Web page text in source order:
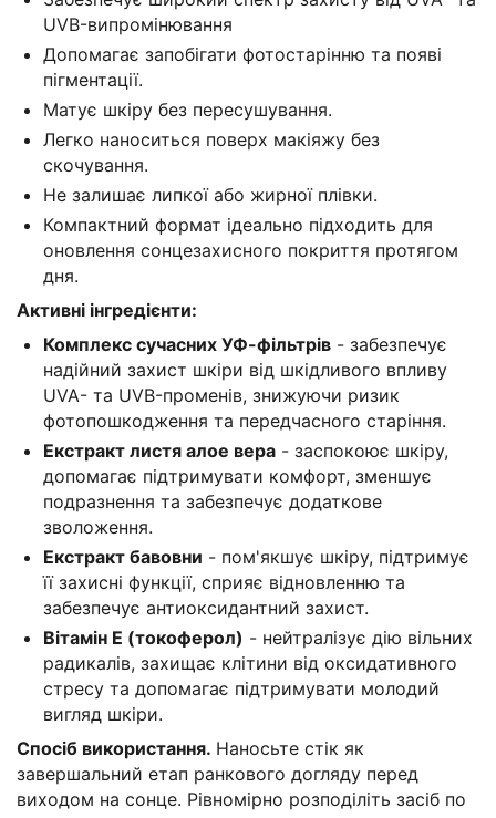
UVB-випромінювання
Допомагає запобігати фотостарінню та появі
пігментації.
Матує шкіру без пересушування.
Легко наноситься поверх макіяжу без
скочування.
Не залишає липкої або жирної плівки.
Компактний формат ідеально підходить для
оновлення сонцезахисного покриття протягом
дня.
Активні інгредієнти:
Комплекс сучасних УФ-фільтрів - забезпечує
надійний захист шкіри від шкідливого впливу
UVA- та UVB-променів, знижуючи ризик
фотопошкодження та передчасного старіння.
Екстракт листя алое вера - заспокоює шкіру,
допомагає підтримувати комфорт, зменшує
подразнення та забезпечує додаткове
зволоження.
Екстракт бавовни - пом'якшує шкіру, підтримує
її захисні функції, сприяє відновленню та
забезпечує антиоксидантний захист.
Вітамін Е (токоферол) - нейтралізує дію вільних
радикалів, захищає клітини від оксидативного
стресу та допомагає підтримувати молодий
вигляд шкіри.
Спосіб використання. Наносьте стік як
завершальний етап ранкового догляду перед
виходом на сонце. Рівномірно розподіліть засіб по